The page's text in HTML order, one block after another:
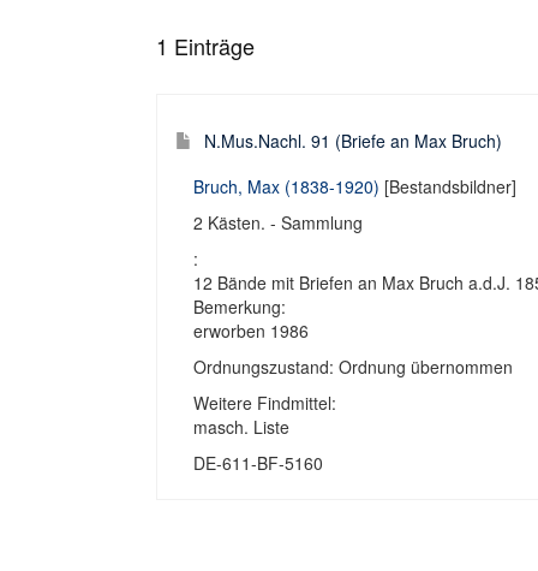
1 Einträge
N.Mus.Nachl. 91 (Briefe an Max Bruch)
Bruch, Max (1838-1920) [Bestandsbildner]
2 Kästen. - Sammlung
:
12 Bände mit Briefen an Max Bruch a.d.J.
Bemerkung:
erworben 1986
Ordnungszustand: Ordnung übernommen
Weitere Findmittel:
masch. Liste
DE-611-BF-5160